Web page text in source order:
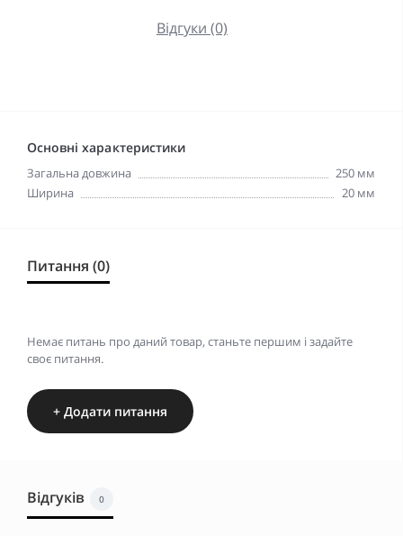
Відгуки (0)
Основні характеристики
Загальна довжина
250 мм
Ширина
20 мм
Питання (0)
Немає питань про даний товар, станьте першим і задайте
своє питання.
+ Додати питання
Відгуків 0